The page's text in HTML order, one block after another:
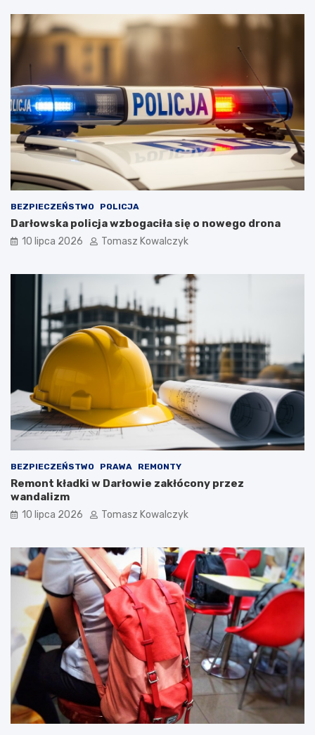
BEZPIECZEŃSTWO POLICJA
Darłowska policja wzbogaciła się o nowego drona
10 lipca 2026 Tomasz Kowalczyk
BEZPIECZEŃSTWO PRAWA REMONTY
Remont kładki w Darłowie zakłócony przez
wandalizm
10 lipca 2026 Tomasz Kowalczyk